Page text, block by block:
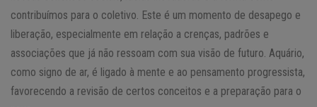
contribuímos para o coletivo. Este é um momento de desapego e
liberação, especialmente em relação a crenças, padrões e
associações que já não ressoam com sua visão de futuro. Aquário,
como signo de ar, é ligado à mente e ao pensamento progressista,
favorecendo a revisão de certos conceitos e a preparação para o